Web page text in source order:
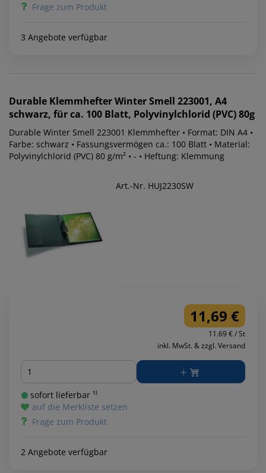
Frage zum Produkt
3 Angebote verfügbar
Durable Klemmhefter Winter Smell 223001, A4
schwarz, für ca. 100 Blatt, Polyvinylchlorid (PVC) 80g
Durable Winter Smell 223001 Klemmhefter • Format: DIN A4 •
Farbe: schwarz • Fassungsvermögen ca.: 100 Blatt • Material:
Polyvinylchlorid (PVC) 80 g/m² • - • Heftung: Klemmung
Art.-Nr. HUJ2230SW
11,69 €
11.69 € / St
inkl. MwSt. & zzgl. Versand
Menge
sofort lieferbar ¹⁾
auf die Merkliste setzen
Frage zum Produkt
2 Angebote verfügbar